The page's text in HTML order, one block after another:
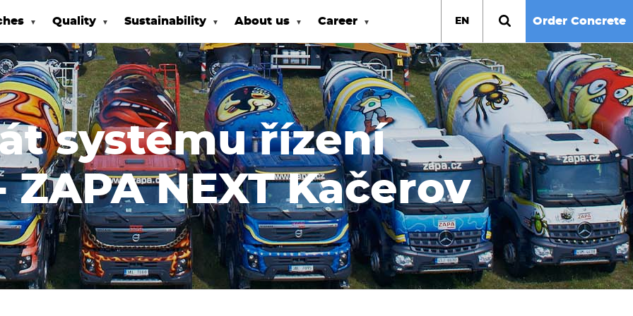
Quality Sustainability About us Career EN Order Concrete
systému řízení
NEXT Kačerov